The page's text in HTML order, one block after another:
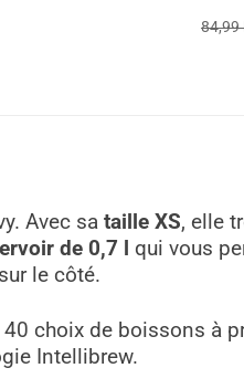
84,99
Avec sa taille XS, elle
de 0,7 l
qui vous
le côté.
choix de boissons à
Intellibrew.